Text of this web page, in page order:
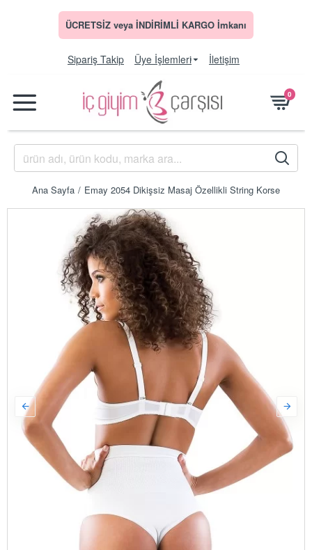
ÜCRETSİZ veya İNDİRİMLİ KARGO İmkanı
Sipariş Takip Üye İşlemleri İletişim
0
Ana Sayfa Emay 2054 Dikişsiz Masaj Özellikli String Korse